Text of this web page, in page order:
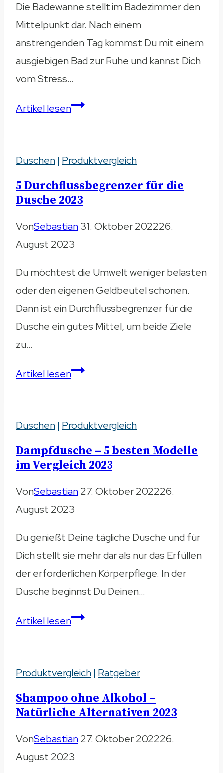
Die Badewanne stellt im Badezimmer den
Mittelpunkt dar. Nach einem
anstrengenden Tag kommst Du mit einem
ausgiebigen Bad zur Ruhe und kannst Dich
vom Stress…
Artikel lesenAufblasbare
5
Empfehlungen
2023
Duschen| Produktvergleich
5 Durchflussbegrenzer für die
Dusche 2023
VonSebastian31. Oktober 202226.
August 2023
Du möchtest die Umwelt weniger belasten
oder den eigenen Geldbeutel schonen.
Dann ist ein Durchflussbegrenzer für die
Dusche ein gutes Mittel, um beide Ziele
zu…
Artikel lesen5
die
Dusche
2023
Duschen| Produktvergleich
Dampfdusche – 5 besten Modelle
im Vergleich 2023
VonSebastian27. Oktober 202226.
August 2023
Du genießt Deine tägliche Dusche und für
Dich stellt sie mehr dar als nur das Erfüllen
der erforderlichen Körperpflege. In der
Dusche beginnst Du Deinen…
Artikel lesenDampfdusche
besten
Modelle
im
2023
Produktvergleich| Ratgeber
Shampoo ohne Alkohol –
Natürliche Alternativen 2023
VonSebastian27. Oktober 202226.
August 2023